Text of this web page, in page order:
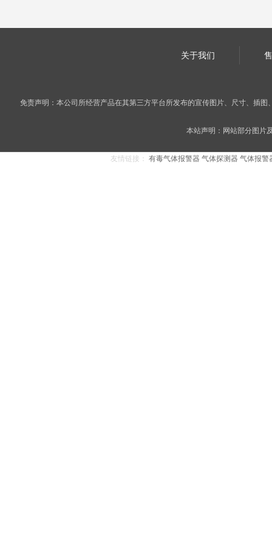
关于我们
免责声明：本公司所经营产品在其第三方平台所发布的宣传图片、尺寸、插
本站声明：网站部分图片
友情链接： 有毒气体报警器 气体探测器 气体报警